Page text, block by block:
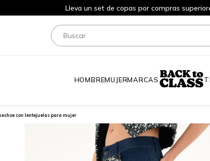
Lleva un set de copas por compras
Buscar
HOMBREMUJERMARCAS
con lentejuelas para mujer